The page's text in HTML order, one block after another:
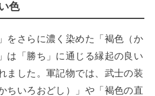
色
をさらに濃く染めた「褐色（か
は「勝ち」に通じる縁起の良い
ました。軍記物では、武士の装
ちいろおどし）」や「褐色の直